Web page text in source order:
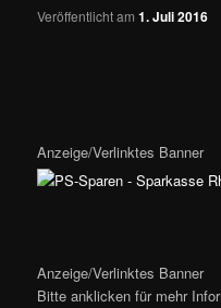
Veröffentlicht am1. Juli 2016
Anzeige/Verlinktes Banner
Anzeige/Verlinktes Banner
Bitte anklicken für mehr